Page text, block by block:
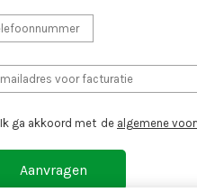
Ik ga akkoord met
Aanvragen
de algemene